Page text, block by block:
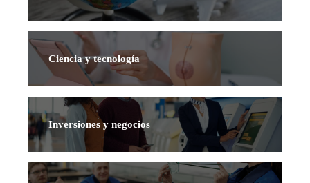
Ciencia y tecnología
Inversiones y negocios